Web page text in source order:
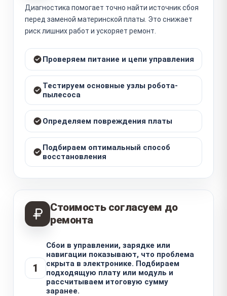
Диагностика помогает точно найти источник сбоя
перед заменой материнской платы. Это снижает
риск лишних работ и ускоряет ремонт.
Проверяем питание и цепи управления
Тестируем основные узлы робота-
пылесоса
Определяем повреждения платы
Подбираем оптимальный способ
восстановления
Стоимость согласуем до
ремонта
1
Сбои в управлении, зарядке или
навигации показывают, что проблема
скрыта в электронике. Подбираем
подходящую плату или модуль и
рассчитываем итоговую сумму
заранее.